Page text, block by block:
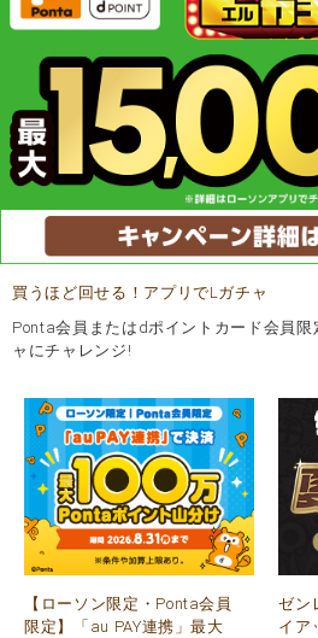
買うほど回せる！アプリでLガチャ
Ponta会員またはdポイントカード会員
ャにチャレンジ!
【ローソン限定・Ponta会員
限定】「au PAY連携」最大
ゼン
イア